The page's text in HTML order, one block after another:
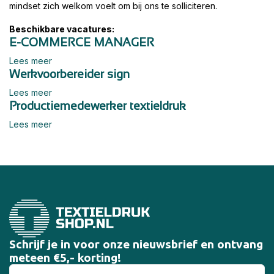
mindset zich welkom voelt om bij ons te solliciteren.
Beschikbare vacatures:
E-COMMERCE MANAGER
Lees meer
Werkvoorbereider sign
Lees meer
Productiemedewerker textieldruk
Lees meer
Schrijf je in voor onze nieuwsbrief en ontvang
meteen €5,- korting!